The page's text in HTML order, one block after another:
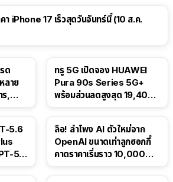
iPhone 17 เร็วสุดวันจันทร์นี้ (10 ส.ค.
ด
ลาย
ร,
ทรู 5G เปิดจอง HUAWEI
Pura 90s Series 5G+
พร้อมส่วนลดสูงสุด 19,400
5.6
5.6
ลือ! ลำโพง AI ตัวใหม่จาก
OpenAI ขนาดเท่าลูกฮอกกี้
คาดราคาเริ่มราว 10,000